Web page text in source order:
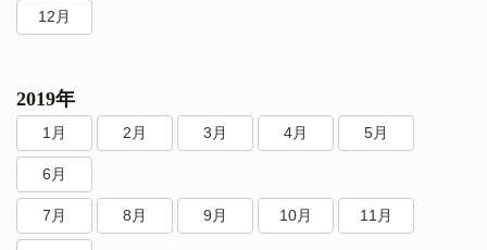
12月
2019年
1月 2月 3月 4月 5月
6月
7月 8月 9月 10月 11月